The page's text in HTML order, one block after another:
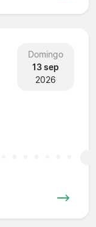
Domingo
13 sep
2026